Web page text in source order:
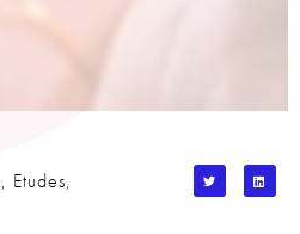
, Etudes,